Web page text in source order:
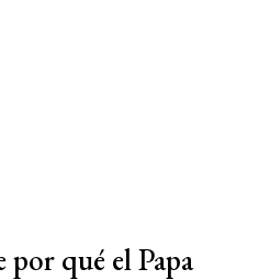
qué el Papa